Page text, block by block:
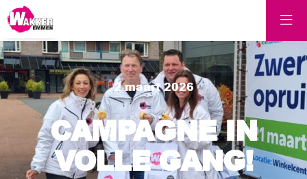
2 maart 2026
CAMPAGNE IN
VOLLE GANG!